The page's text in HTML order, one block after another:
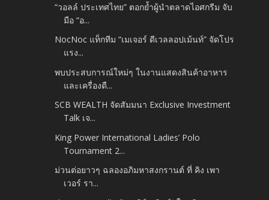
“วอลล์ ประเทศไทย” ตอกย้ำผู้นำตลาดไอศกรีม จับ
มือ “อ...
NocNoc แท็กทีม “เมเจอร์ ดีเวลลอปเม้นท์” จัดโปร
แรง...
พบประสบการณ์ใหม่ๆ ในงานแสดงสินค้าอาหาร
และเครื่องดื...
SCB WEALTH จัดสัมมนา Exclusive Investment
Talk เจ...
King Power International Ladies’ Polo
Tournament 2...
ม่วนต่อยาวๆ ฉลองอภิมหาสงกรานต์ ที่ คิง เพา
เวอร์ รา...